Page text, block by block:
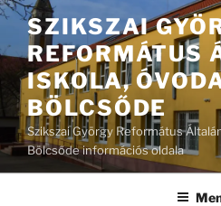
Tartalomhoz
SZIKSZAI
REFORMÁTUS
ISKOLA,
BÖLCSŐDE
Szikszai György Református
Bölcsőde információs oldala